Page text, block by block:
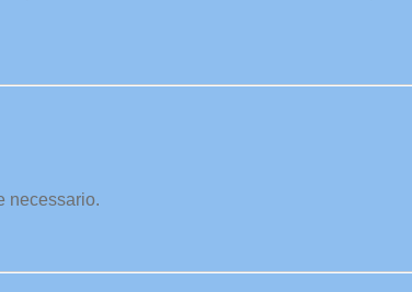
necessario.